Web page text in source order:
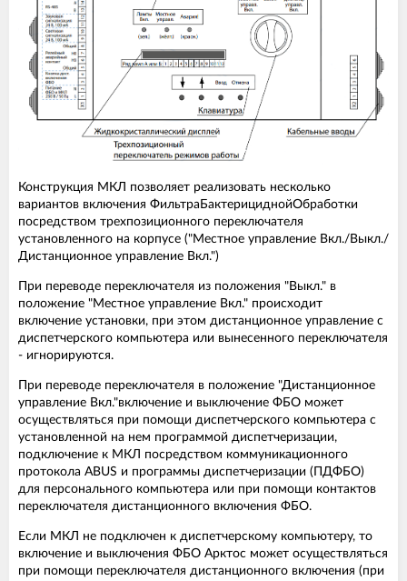
Конструкция МКЛ позволяет реализовать несколько
вариантов включения ФильтраБактерициднойОбработки
посредством трехпозиционного переключателя
установленного на корпусе ("Местное управление Вкл./Выкл./
Дистанционное управление Вкл.")
При переводе переключателя из положения "Выкл." в
положение "Местное управление Вкл." происходит
включение установки, при этом дистанционное управление с
диспетчерского компьютера или вынесенного переключателя
- игнорируются.
При переводе переключателя в положение "Дистанционное
управление Вкл."включение и выключение ФБО может
осуществляться при помощи диспетчерского компьютера с
установленной на нем программой диспетчеризации,
подключение к МКЛ посредством коммуникационного
протокола ABUS и программы диспетчеризации (ПДФБО)
для персонального компьютера или при помощи контактов
переключателя дистанционного включения ФБО.
Если МКЛ не подключен к диспетчерскому компьютеру, то
включение и выключения ФБО Арктос может осуществляться
при помощи переключателя дистанционного включения (при